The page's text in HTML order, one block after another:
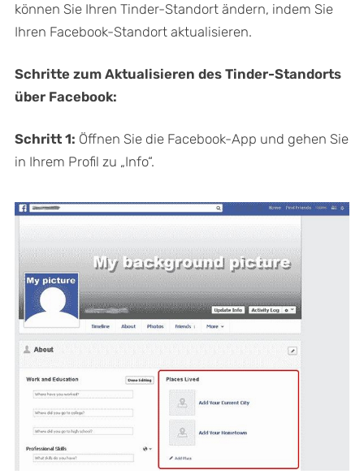
können Sie Ihren Tinder-Standort ändern, indem Sie
Ihren Facebook-Standort aktualisieren.
Schritte zum Aktualisieren des Tinder-Standorts
über Facebook:
Schritt 1: Öffnen Sie die Facebook-App und gehen Sie
in Ihrem Profil zu „Info“.